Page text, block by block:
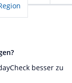
besser zu